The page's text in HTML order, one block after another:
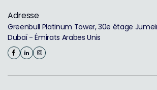
Adresse
Greenbull Platinum Tower, 30e étage
Dubaï - Émirats Arabes Unis